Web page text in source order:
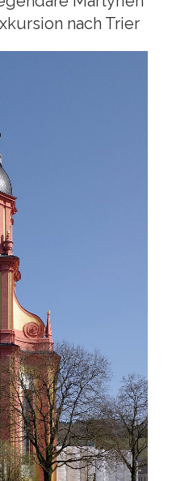
nach Trier